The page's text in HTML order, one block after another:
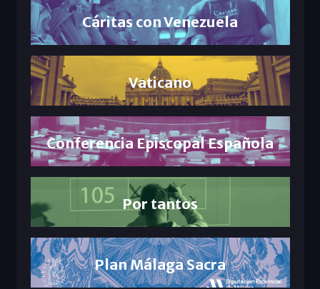
Cáritas con Venezuela
Vaticano
Conferencia Episcopal Española
Por tantos
Plan Málaga Sacra